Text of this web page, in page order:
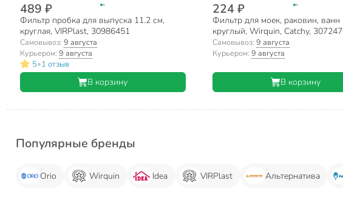
489 ₽
Фильтр пробка для выпуска 11.2 см,
круглая, VIRPlast, 30986451
Самовывоз: 9 августа
Курьером: 9 августа
5•1 отзыв
В корзину
224 ₽
Фильтр для моек, раковин, ванн
круглый, Wirquin, Catchy,
белый
Самовывоз: 9 августа
Курьером: 9 августа
В корзину
Популярные бренды
Orio Wirquin Idea VIRPlast Альтернатива